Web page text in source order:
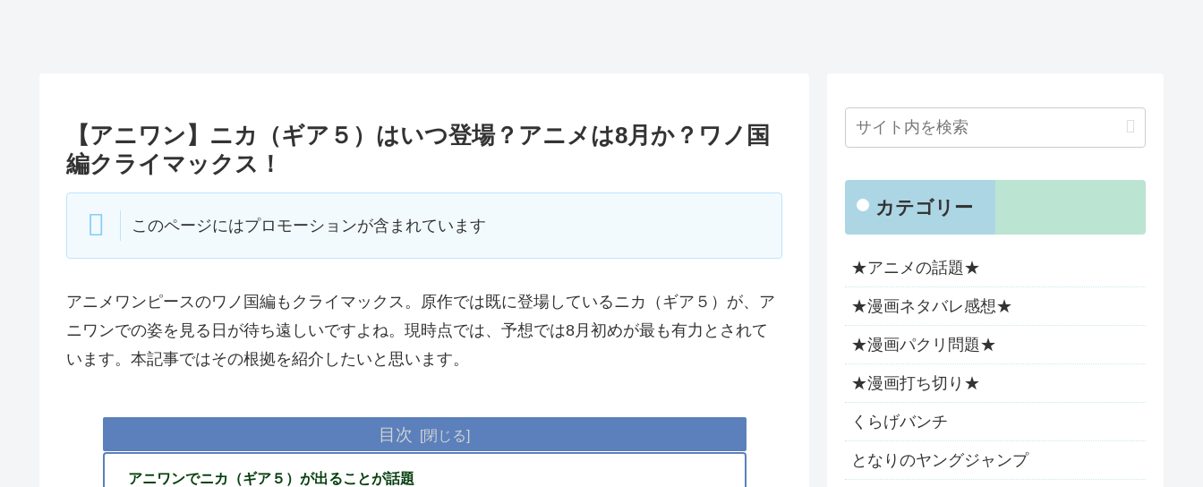
【アニワン】ニカ（ギア５）はいつ登場？アニメは8月か？ワノ国
編クライマックス！
このページにはプロモーションが含まれています
アニメワンピースのワノ国編もクライマックス。原作では既に登場しているニカ（ギア５）が、ア
ニワンでの姿を見る日が待ち遠しいですよね。現時点では、予想では8月初めが最も有力とされて
います。本記事ではその根拠を紹介したいと思います。
目次
アニワンでニカ（ギア５）が出ることが話題
カテゴリー
★アニメの話題★
★漫画ネタバレ感想★
★漫画パクリ問題★
★漫画打ち切り★
くらげバンチ
となりのヤングジャンプ